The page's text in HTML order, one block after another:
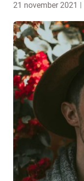
21 november 2021